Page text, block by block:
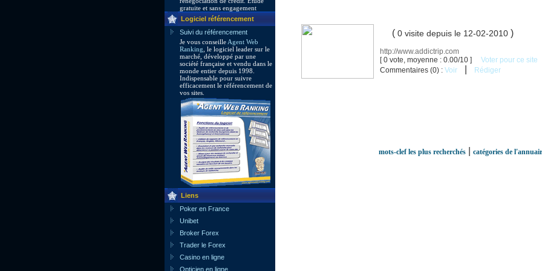
gratuite et sans engagement
Logiciel référencement
Suivi du référencement
Je vous conseille Agent Web
Ranking , le logiciel leader sur le
marché, développé par une
société française et vendu dans le
monde entier depuis 1998.
Indispensable pour suivre
efficacement le référencement de
vos sites.
Liens
Poker en France
Unibet
Broker Forex
Trader le Forex
Casino en ligne
Opticien en ligne
( 0 visite depuis le 12-02-2010 )
http://www.addictrip.com
[ 0 vote, moyenne : 0.00/10 ] Voter pour ce site
Commentaires (0) : Voir Rédiger
mots-clef les plus recherchés| catégories de